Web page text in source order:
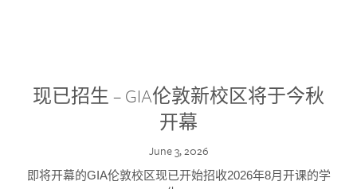
现已招生 – GIA伦敦新校区将于今秋
开幕
June 3, 2026
即将开幕的GIA伦敦校区现已开始招收2026年8月开课的学